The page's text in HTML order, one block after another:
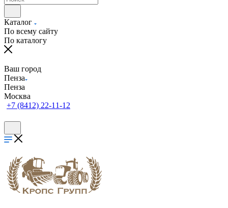
Каталог
По всему сайту
По каталогу
Ваш город
Пенза
Пенза
Москва
+7 (8412) 22-11-12